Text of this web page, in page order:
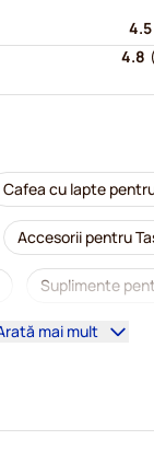
4.5
4.8
Cafea cu lapte
Accesorii pentru
Suplimente
Capsule
Capsule cafea
mai mult